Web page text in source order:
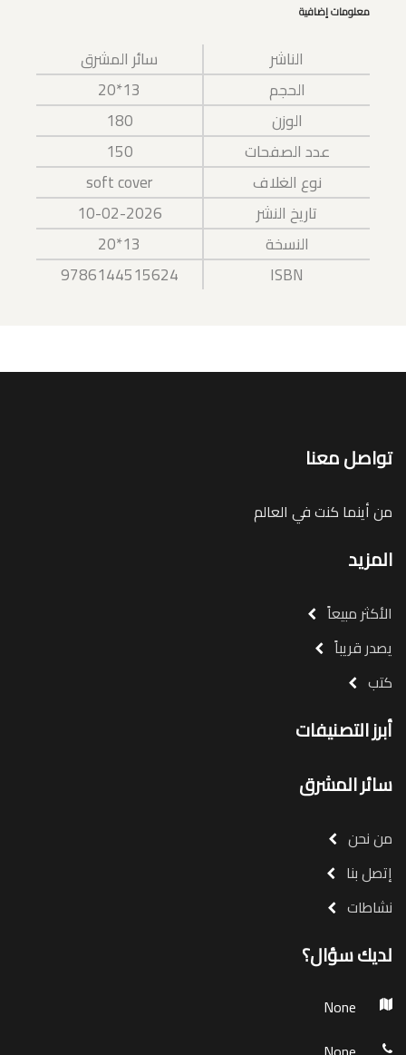
معلومات إضافية
الناشر
سائر المشرق
الحجم
13*20
الوزن
180
عدد الصفحات
150
نوع الغلاف
soft cover
تاريخ النشر
10-02-2026
النسخة
13*20
ISBN
9786144515624
تواصل معنا
من أينما كنت في العالم
المزيد
الأكثر مبيعاً
يصدر قريباً
كتب
أبرز التصنيفات
سائر المشرق
من نحن
إتصل بنا
نشاطات
لديك سؤال؟
None